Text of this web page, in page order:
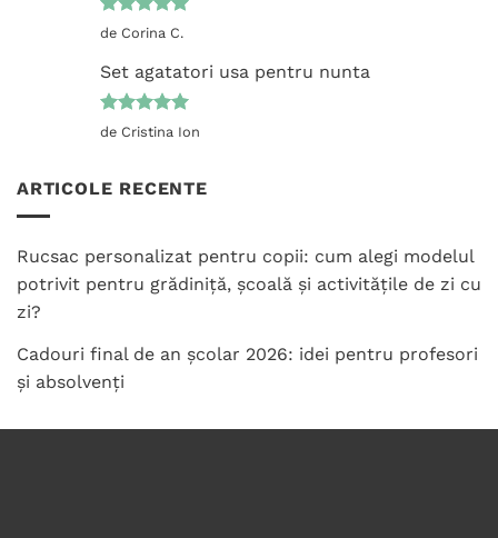
Evaluat la
de Corina C.
Set agatatori usa pentru nunta
Evaluat la
de Cristina Ion
ARTICOLE RECENTE
Rucsac personalizat pentru copii: cum alegi modelul
potrivit pentru grădiniță, școală și activitățile de zi cu
zi?
Cadouri final de an școlar 2026: idei pentru profesori
și absolvenți